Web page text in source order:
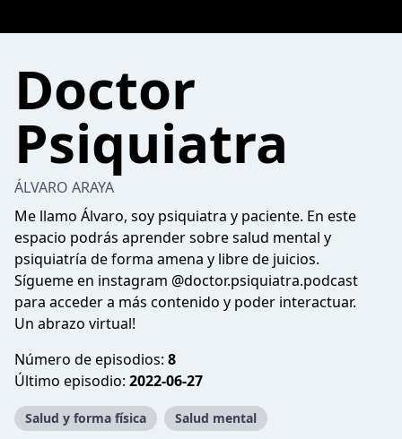
Doctor
Psiquiatra
ÁLVARO ARAYA
Me llamo Álvaro, soy psiquiatra y paciente. En este
espacio podrás aprender sobre salud mental y
psiquiatría de forma amena y libre de juicios.
Sígueme en instagram @doctor.psiquiatra.podcast
para acceder a más contenido y poder interactuar.
Un abrazo virtual!
Número de episodios: 8
Último episodio: 2022-06-27
Salud y forma física Salud mental